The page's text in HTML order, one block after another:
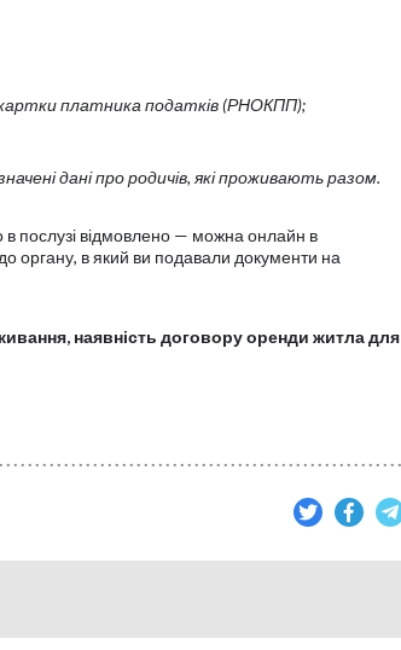
платника податків (РНОКПП);
дані про родичів, які проживають разом.
в послузі відмовлено — можна онлайн в
органу, в який ви подавали документи на
наявність договору оренди житла для